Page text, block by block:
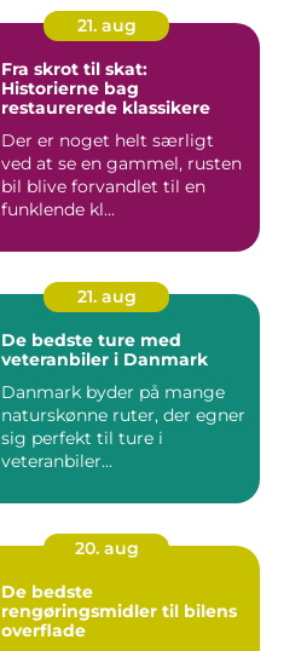
21. aug
Fra skrot til skat:
Historierne bag
restaurerede klassikere
Der er noget helt særligt
ved at se en gammel, rusten
bil blive forvandlet til en
funklende kl...
21. aug
De bedste ture med
veteranbiler i Danmark
Danmark byder på mange
naturskønne ruter, der egner
sig perfekt til ture i
veteranbiler...
20. aug
De bedste
rengøringsmidler til bilens
overflade